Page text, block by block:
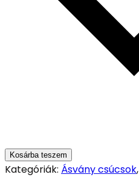
Kosárba teszem
Kategóriák: Ásvány csúcsok,